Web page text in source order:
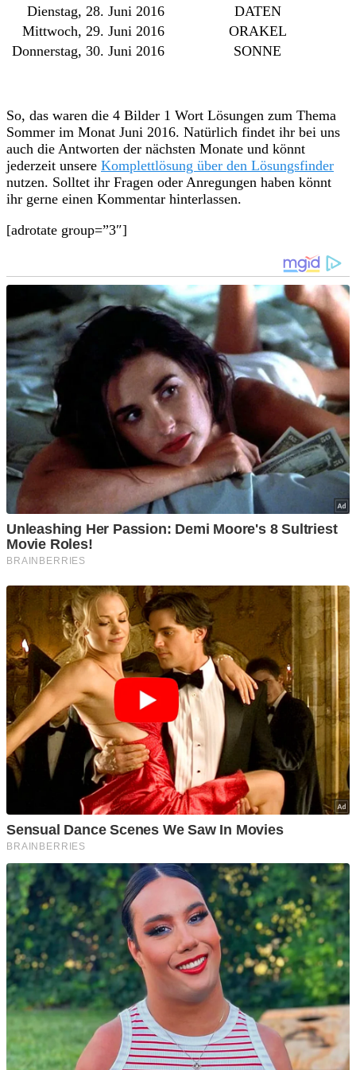
Dienstag, 28. Juni 2016
DATEN
Mittwoch, 29. Juni 2016
ORAKEL
Donnerstag, 30. Juni 2016
SONNE
So, das waren die 4 Bilder 1 Wort Lösungen zum Thema
Sommer im Monat Juni 2016. Natürlich findet ihr bei uns
auch die Antworten der nächsten Monate und könnt
jederzeit unsere Komplettlösung über den Lösungsfinder
nutzen. Solltet ihr Fragen oder Anregungen haben könnt
ihr gerne einen Kommentar hinterlassen.
[adrotate group=”3″]